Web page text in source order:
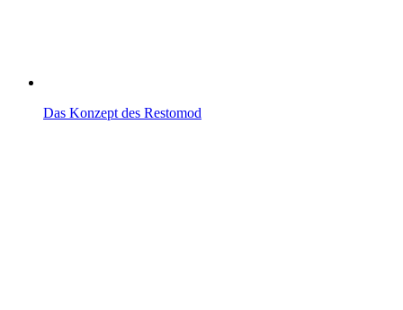
Das Konzept des Restomod